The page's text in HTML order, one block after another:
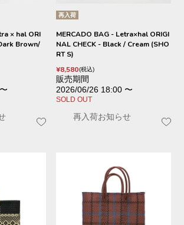
× hal ORI
Brown/
〜
再入荷
MERCADO BAG - Letra×hal ORIGI
NAL CHECK - Black / Cream (SHO
RT S)
¥8,580 税込
販売期間
2026/06/26 18:00 〜
SOLD OUT
再入荷お知らせ